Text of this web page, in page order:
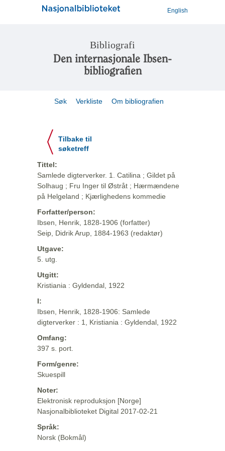
English
Bibliografi
Den internasjonale Ibsen-
bibliografien
Søk Verkliste Om bibliografien
Tilbake til
søketreff
Tittel:
Samlede digterverker. 1. Catilina ; Gildet på
Solhaug ; Fru Inger til Østråt ; Hærmændene
på Helgeland ; Kjærlighedens kommedie
Forfatter/person:
Ibsen, Henrik, 1828-1906 (forfatter)
Seip, Didrik Arup, 1884-1963 (redaktør)
Utgave:
5. utg.
Utgitt:
Kristiania : Gyldendal, 1922
I:
Ibsen, Henrik, 1828-1906: Samlede
digterverker : 1, Kristiania : Gyldendal, 1922
Omfang:
397 s. port.
Form/genre:
Skuespill
Noter:
Elektronisk reproduksjon [Norge]
Nasjonalbiblioteket Digital 2017-02-21
Språk:
Norsk (Bokmål)